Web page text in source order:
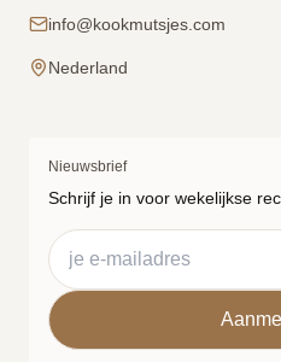
info@kookmutsjes.com
Nederland
Nieuwsbrief
Schrijf je in voor wekelijkse